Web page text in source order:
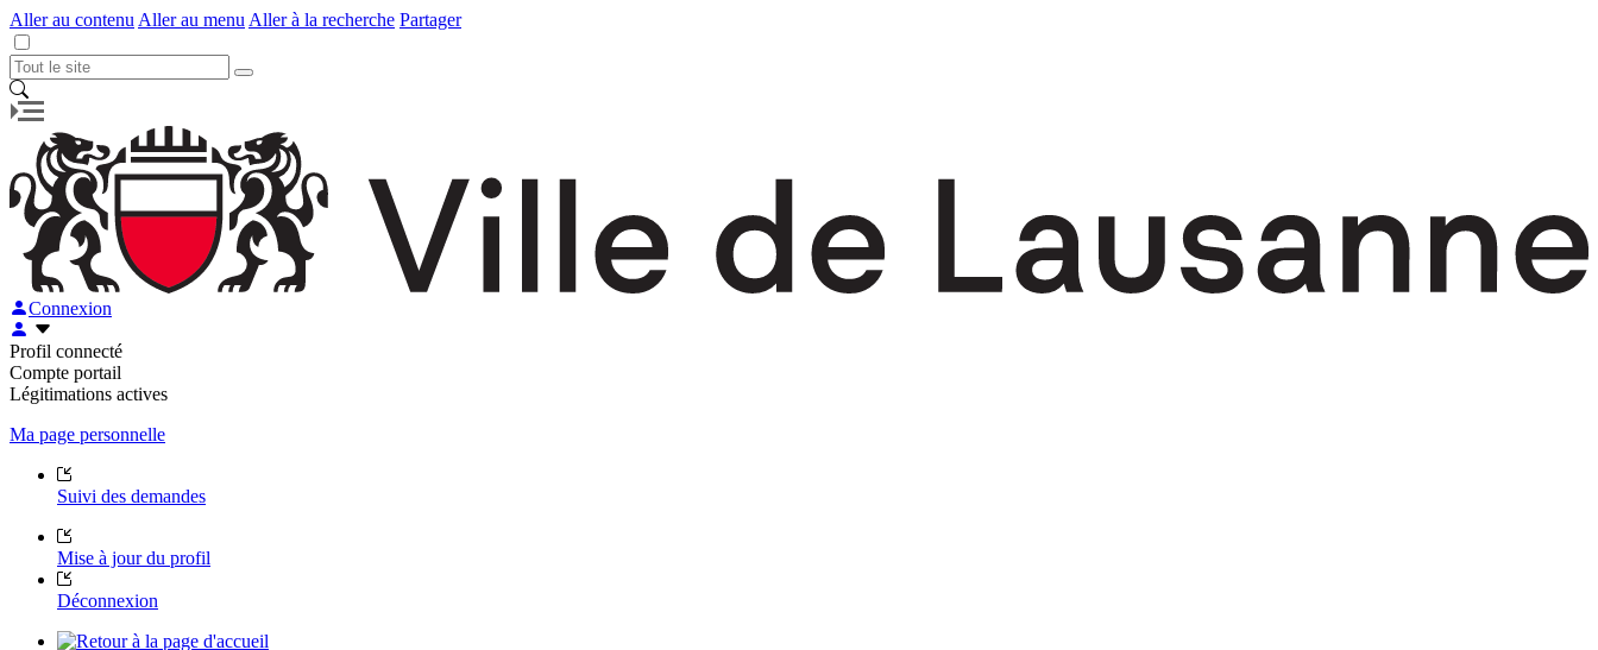
Aller au contenu Aller au menu Aller à la recherche Partager
Connexion
Profil connecté
Compte portail
Légitimations actives
Ma page personnelle
Suivi des demandes
Mise à jour du profil
Déconnexion